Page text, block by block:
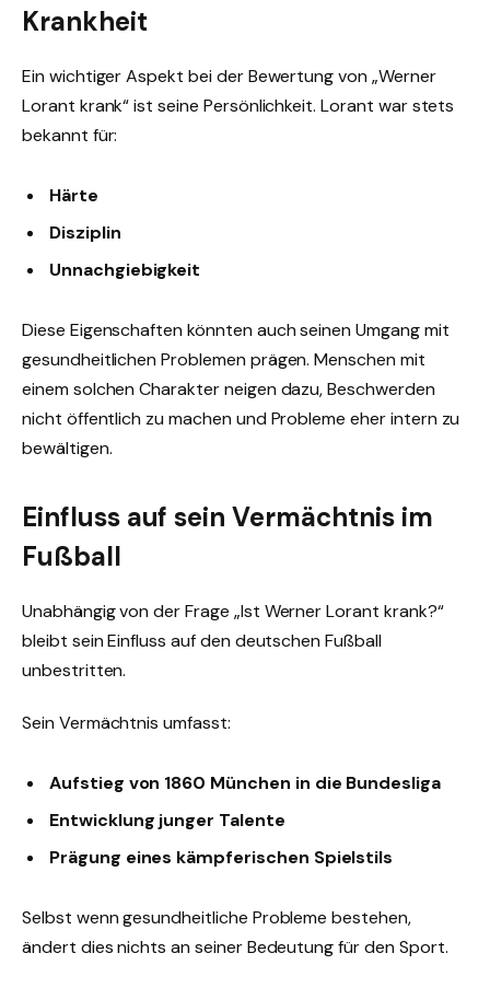
Krankheit
Ein wichtiger Aspekt bei der Bewertung von „Werner
Lorant krank“ ist seine Persönlichkeit. Lorant war stets
bekannt für:
Härte
Disziplin
Unnachgiebigkeit
Diese Eigenschaften könnten auch seinen Umgang mit
gesundheitlichen Problemen prägen. Menschen mit
einem solchen Charakter neigen dazu, Beschwerden
nicht öffentlich zu machen und Probleme eher intern zu
bewältigen.
Einfluss auf sein Vermächtnis im
Fußball
Unabhängig von der Frage „Ist Werner Lorant krank?“
bleibt sein Einfluss auf den deutschen Fußball
unbestritten.
Sein Vermächtnis umfasst:
Aufstieg von 1860 München in die Bundesliga
Entwicklung junger Talente
Prägung eines kämpferischen Spielstils
Selbst wenn gesundheitliche Probleme bestehen,
ändert dies nichts an seiner Bedeutung für den Sport.